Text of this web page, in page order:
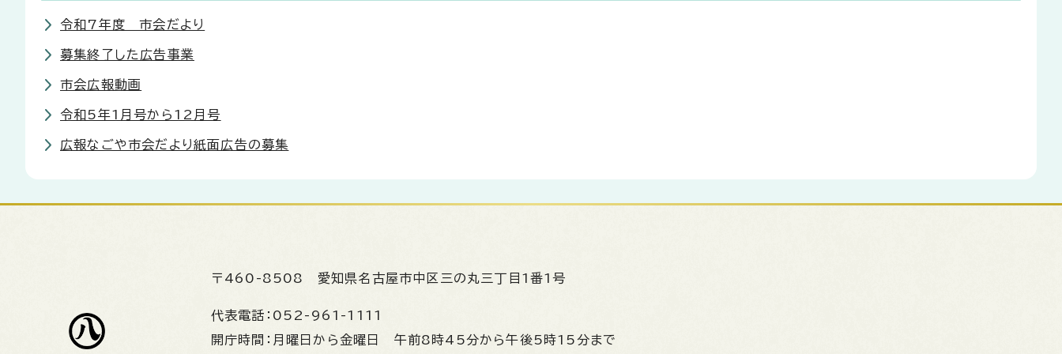
令和7年度 市会だより
募集終了した広告事業
市会広報動画
令和5年1月号から12月号
広報なごや市会だより紙面広告の募集
〒460-8508 愛知県名古屋市中区三の丸三丁目1番1号
代表電話： 052-961-1111
開庁時間： 月曜日から金曜日 午前8時45分から午後5時15分まで